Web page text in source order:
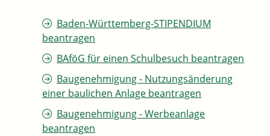
Baden-Württemberg-STIPENDIUM
beantragen
BAföG für einen Schulbesuch beantragen
Baugenehmigung - Nutzungsänderung
einer baulichen Anlage beantragen
Baugenehmigung - Werbeanlage
beantragen